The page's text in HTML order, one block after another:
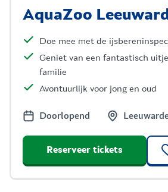
AquaZoo
Doe mee met de
Geniet van een fantastisch
familie
Avontuurlijk voor jong en oud
Doorlopend
Reserveer tickets